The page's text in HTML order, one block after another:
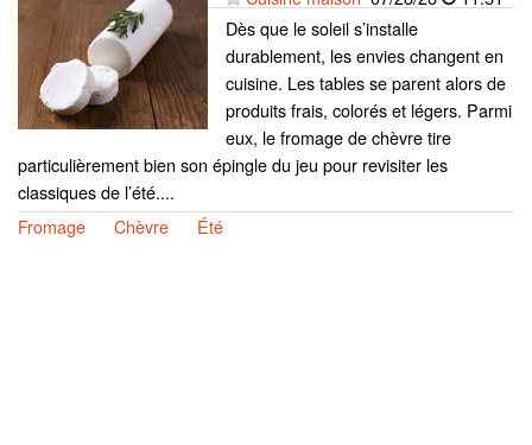
Dès que le soleil s’installe
durablement, les envies changent en
cuisine. Les tables se parent alors de
produits frais, colorés et légers. Parmi
eux, le fromage de chèvre tire
particulièrement bien son épingle du jeu pour revisiter les
classiques de l’été....
Fromage
Chèvre Été